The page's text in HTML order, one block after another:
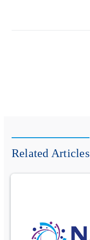
Related Articles